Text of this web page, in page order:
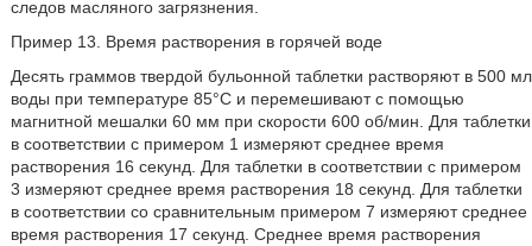
следов масляного загрязнения.
Пример 13. Время растворения в горячей воде
Десять граммов твердой бульонной таблетки растворяют в 500 мл
воды при температуре 85°C и перемешивают с помощью
магнитной мешалки 60 мм при скорости 600 об/мин. Для таблетки
в соответствии с примером 1 измеряют среднее время
растворения 16 секунд. Для таблетки в соответствии с примером
3 измеряют среднее время растворения 18 секунд. Для таблетки
в соответствии со сравнительным примером 7 измеряют среднее
время растворения 17 секунд. Среднее время растворения